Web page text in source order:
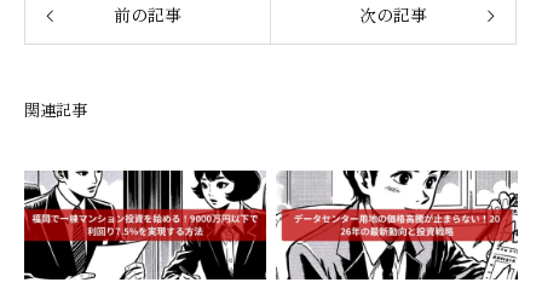
前の記事 次の記事
関連記事